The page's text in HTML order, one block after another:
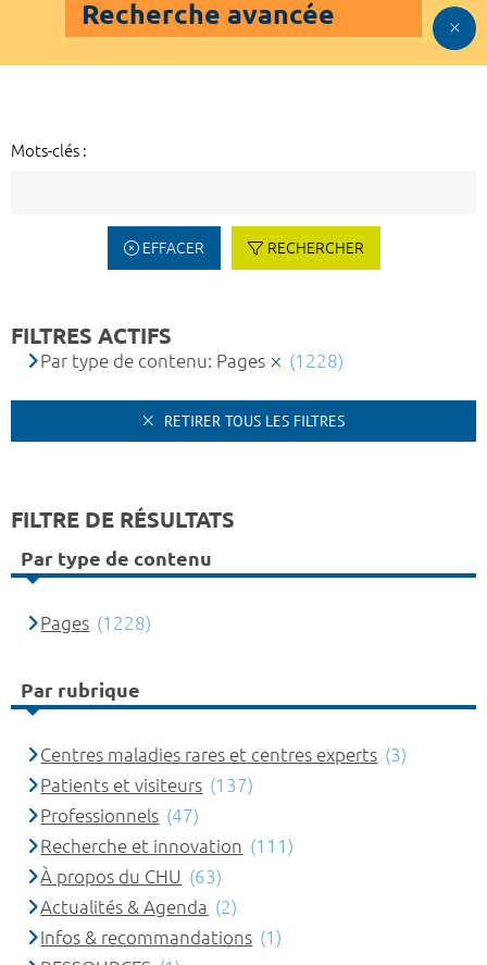
Recherche avancée
Mots-clés :
EFFACER RECHERCHER
FILTRES ACTIFS
Par type de contenu: Pages (1228)
RETIRER TOUS LES FILTRES
FILTRE DE RÉSULTATS
Par type de contenu
Pages (1228)
Par rubrique
Centres maladies rares et centres experts (3)
Patients et visiteurs (137)
Professionnels (47)
Recherche et innovation (111)
À propos du CHU (63)
Actualités & Agenda (2)
Infos & recommandations (1)